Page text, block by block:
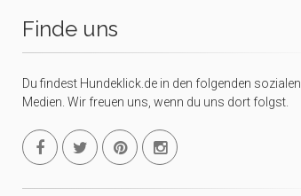
Finde uns
Du findest Hundeklick.de in den folgenden sozialen
Medien. Wir freuen uns, wenn du uns dort folgst.